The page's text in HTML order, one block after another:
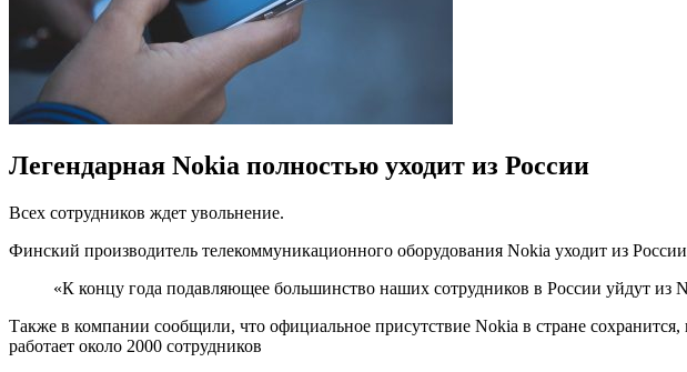
Легендарная Nokia полностью уходит из России
Всех сотрудников ждет увольнение.
Финский производитель телекоммуникационного оборудования Nokia уходит из
«К концу года подавляющее большинство наших сотрудников в России уйдут
Также в компании сообщили, что официальное присутствие Nokia в стране
работает около 2000 сотрудников